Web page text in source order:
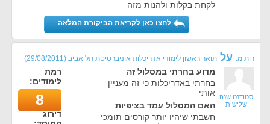
לקחת בקלות ולהנות מזה
לחצו כאן לקריאת הביקורת המלאה
רות מ. על תואר ראשון לימודי אדריכלות אוניברסיטת תל אביב (
29/08/2011
)
סטודנט שנה
שלישית
מדוע בחרתי במסלול זה
בחרתי באדריכלות כי זה מעניין
אותי
האם המסלול עמד בציפיות
חשבתי שיהיו יותר קורסים תומכי
רמת
לימודים:
8
דירוג